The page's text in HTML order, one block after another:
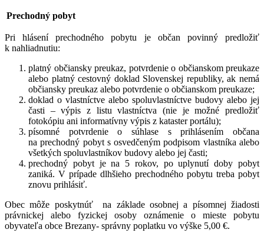
Prechodný pobyt
Pri hlásení prechodného pobytu je občan povinný predložiť
k nahliadnutiu:
platný občiansky preukaz, potvrdenie o občianskom preukaze
alebo platný cestovný doklad Slovenskej republiky, ak nemá
občiansky preukaz alebo potvrdenie o občianskom preukaze;
doklad o vlastníctve alebo spoluvlastníctve budovy alebo jej
časti – výpis z listu vlastníctva (nie je možné predložiť
fotokópiu ani informatívny výpis z kataster portálu);
písomné potvrdenie o súhlase s prihlásením občana
na prechodný pobyt s osvedčeným podpisom vlastníka alebo
všetkých spoluvlastníkov budovy alebo jej časti;
prechodný pobyt je na 5 rokov, po uplynutí doby pobyt
zaniká. V prípade dlhšieho prechodného pobytu treba pobyt
znovu prihlásiť.
Obec môže poskytnúť na základe osobnej a písomnej žiadosti
právnickej alebo fyzickej osoby oznámenie o mieste pobytu
obyvateľa obce Brezany- správny poplatku vo výške 5,00 €.